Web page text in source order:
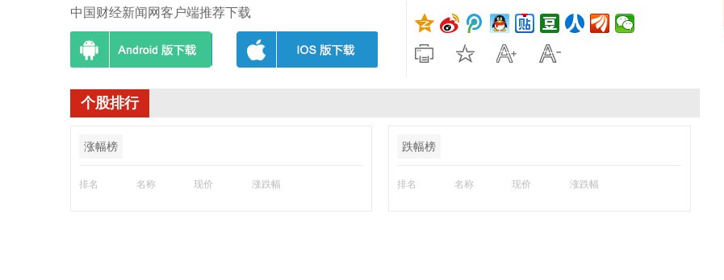
中国财经新闻网客户端推荐下载
个股排行
涨幅榜
排名 名称 现价 涨跌幅
跌幅榜
排名 名称 现价 涨跌幅